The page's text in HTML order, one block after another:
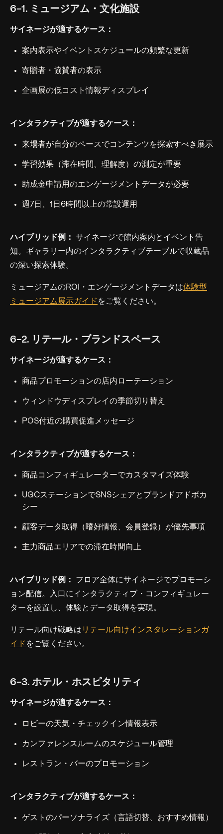
6-1. ミュージアム・文化施設
サイネージが適するケース：
案内表示やイベントスケジュールの頻繁な更新
寄贈者・協賛者の表示
企画展の低コスト情報ディスプレイ
インタラクティブが適するケース：
来場者が自分のペースでコンテンツを探索すべき展示
学習効果（滞在時間、理解度）の測定が重要
助成金申請用のエンゲージメントデータが必要
週7日、1日6時間以上の常設運用
ハイブリッド例：
サイネージで館内案内とイベント告
知。ギャラリー内のインタラクティブテーブルで収蔵品
の深い探索体験。
ミュージアムのROI・エンゲージメントデータは体験型
ミュージアム展示ガイド をご覧ください。
6-2. リテール・ブランドスペース
サイネージが適するケース：
商品プロモーションの店内ローテーション
ウィンドウディスプレイの季節切り替え
POS付近の購買促進メッセージ
インタラクティブが適するケース：
商品コンフィギュレーターでカスタマイズ体験
UGCステーションでSNSシェアとブランドアドボカ
シー
顧客データ取得（嗜好情報、会員登録）が優先事項
主力商品エリアでの滞在時間向上
ハイブリッド例：
フロア全体にサイネージでプロモーシ
ョン配信。入口にインタラクティブ・コンフィギュレー
ターを設置し、体験とデータ取得を実現。
リテール向け戦略は リテール向けインスタレーションガ
イド をご覧ください。
6-3. ホテル・ホスピタリティ
サイネージが適するケース：
ロビーの天気・チェックイン情報表示
カンファレンスルームのスケジュール管理
レストラン・バーのプロモーション
インタラクティブが適するケース：
ゲストのパーソナライズ（言語切替、おすすめ情報）